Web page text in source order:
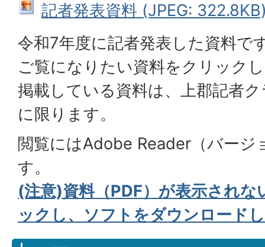
記者発表資料 (JPEG:
令和7年度に記者発表した資料で
ご覧になりたい資料をクリック
掲載している資料は、上郡記者
に限ります。
閲覧にはAdobe Reader（バージ
す。
(注意)資料（PDF）が表示され
ックし、ソフトをダウンロード